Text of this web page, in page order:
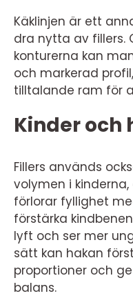
Käklinjen är ett
dra nytta av fillers.
konturerna kan
och markerad
tilltalande ram för
Kinder och
Fillers används
volymen i
förlorar fyllighet
förstärka
lyft och ser mer
sätt kan hakan
proportioner och
balans.